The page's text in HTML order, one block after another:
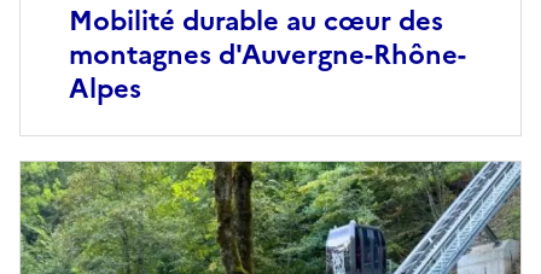
Mobilité durable au cœur des
montagnes d'Auvergne-Rhône-
Alpes